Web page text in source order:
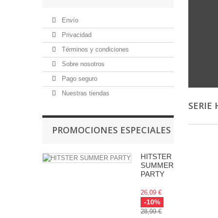
Envío
Privacidad
Términos y condiciones
Sobre nosotros
Pago seguro
Nuestras tiendas
PROMOCIONES ESPECIALES
HITSTER
SUMMER
PARTY
26,09 €
-10%
28,99 €
SERIE